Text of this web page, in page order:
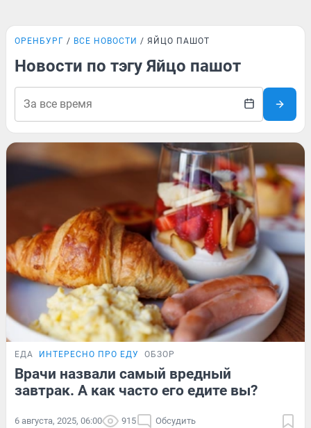
ОРЕНБУРГ ВСЕ НОВОСТИ ЯЙЦО ПАШОТ
Новости по тэгу Яйцо пашот
ЕДА ИНТЕРЕСНО ПРО ЕДУ ОБЗОР
Врачи назвали самый вредный
завтрак. А как часто его едите вы?
6 августа, 2025, 06:00 915 Обсудить